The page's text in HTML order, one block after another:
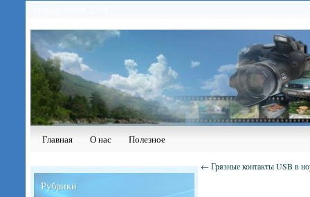
Главная О нас Полезное
← Грязные контакты USB в
Рубрики